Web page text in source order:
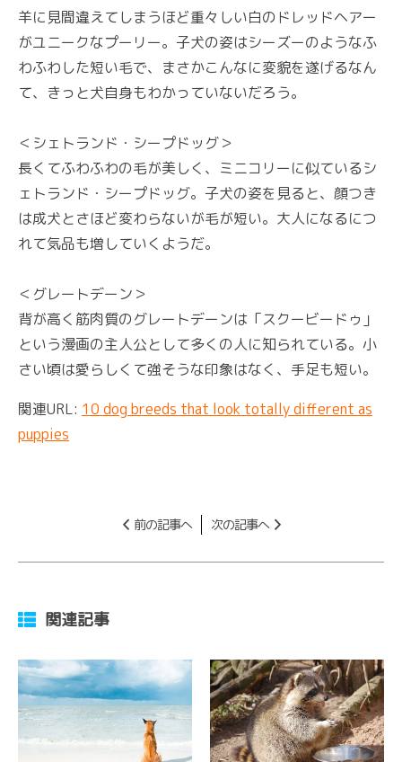
羊に見間違えてしまうほど重々しい白のドレッドヘアー
がユニークなプーリー。子犬の姿はシーズーのようなふ
わふわした短い毛で、まさかこんなに変貌を遂げるなん
て、きっと犬自身もわかっていないだろう。
＜シェトランド・シープドッグ＞
長くてふわふわの毛が美しく、ミニコリーに似ているシ
ェトランド・シープドッグ。子犬の姿を見ると、顔つき
は成犬とさほど変わらないが毛が短い。大人になるにつ
れて気品も増していくようだ。
＜グレートデーン＞
背が高く筋肉質のグレートデーンは「スクービードゥ」
という漫画の主人公として多くの人に知られている。小
さい頃は愛らしくて強そうな印象はなく、手足も短い。
関連URL: 10 dog breeds that look totally different as
puppies
前の記事へ 次の記事へ
関連記事